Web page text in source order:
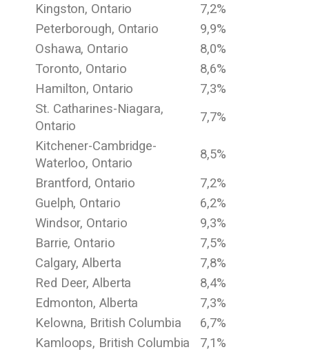
Kingston, Ontario
7,2%
Peterborough, Ontario
9,9%
Oshawa, Ontario
8,0%
Toronto, Ontario
8,6%
Hamilton, Ontario
7,3%
St. Catharines-Niagara,
Ontario
7,7%
Kitchener-Cambridge-
Waterloo, Ontario
8,5%
Brantford, Ontario
7,2%
Guelph, Ontario
6,2%
Windsor, Ontario
9,3%
Barrie, Ontario
7,5%
Calgary, Alberta
7,8%
Red Deer, Alberta
8,4%
Edmonton, Alberta
7,3%
Kelowna, British Columbia
6,7%
Kamloops, British Columbia
7,1%